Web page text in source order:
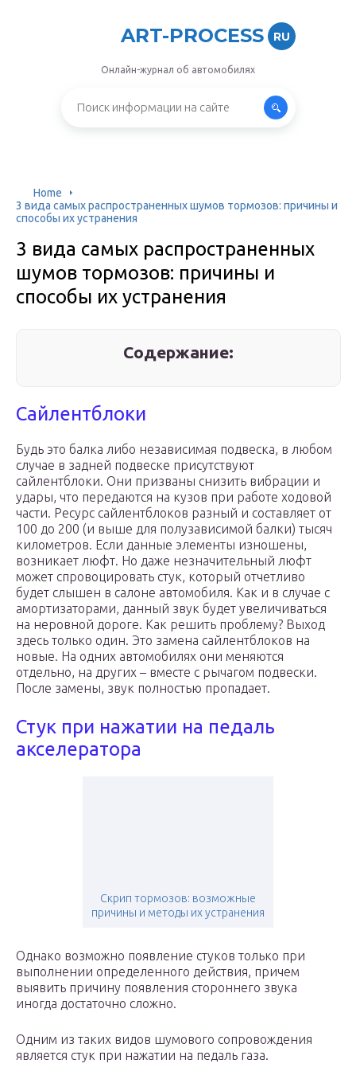
ART-PROCESS RU
Онлайн-журнал об автомобилях
Home
3 вида самых распространенных шумов тормозов: причины и
способы их устранения
3 вида самых распространенных
шумов тормозов: причины и
способы их устранения
Содержание:
Сайлентблоки
Будь это балка либо независимая подвеска, в любом
случае в задней подвеске присутствуют
сайлентблоки. Они призваны снизить вибрации и
удары, что передаются на кузов при работе ходовой
части. Ресурс сайлентблоков разный и составляет от
100 до 200 (и выше для полузависимой балки) тысяч
километров. Если данные элементы изношены,
возникает люфт. Но даже незначительный люфт
может спровоцировать стук, который отчетливо
будет слышен в салоне автомобиля. Как и в случае с
амортизаторами, данный звук будет увеличиваться
на неровной дороге. Как решить проблему? Выход
здесь только один. Это замена сайлентблоков на
новые. На одних автомобилях они меняются
отдельно, на других – вместе с рычагом подвески.
После замены, звук полностью пропадает.
Стук при нажатии на педаль
акселератора
Скрип тормозов: возможные
причины и методы их устранения
Однако возможно появление стуков только при
выполнении определенного действия, причем
выявить причину появления стороннего звука
иногда достаточно сложно.
Одним из таких видов шумового сопровождения
является стук при нажатии на педаль газа.